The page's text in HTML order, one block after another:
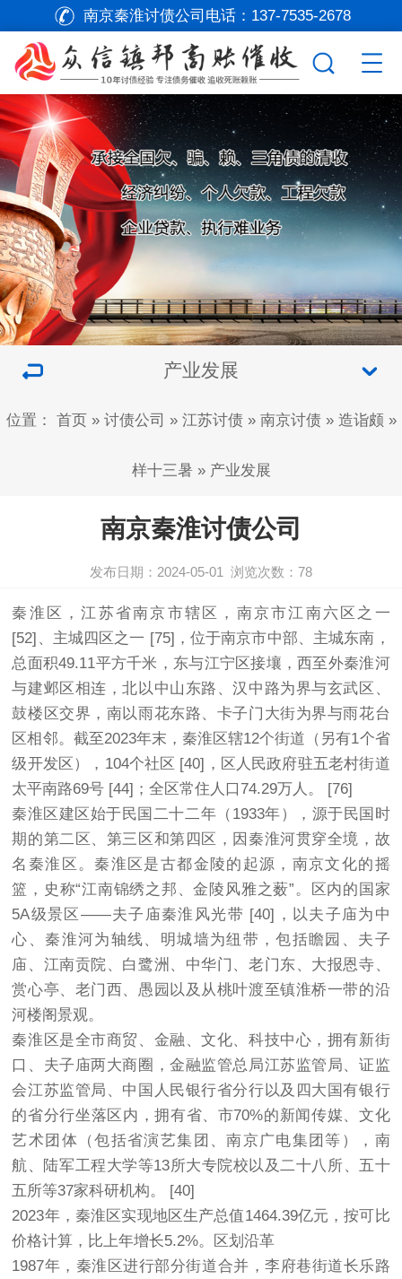
南京秦淮讨债公司电话： 137-7535-2678
产业发展
位置： 首页» 讨债公司 » 江苏讨债» 南京讨债» 造诣颇 »
样十三暑» 产业发展
南京秦淮讨债公司
发布日期：2024-05-01 浏览次数：78
秦淮区，江苏省南京 市辖区， 南京市江南六区之一
[52]、主城四区之一 [75]，位于南京市中部、主城东南，
总面积49.11平方千米，东与江宁区接壤，西至外秦淮河
与建邺区相连，北以中山东路、汉中路为界与玄武区、
鼓楼区交界，南以雨花东路、卡子门大街为界与雨花台
区相邻。截至2023年末，秦淮区辖12个街道（另有1个省
级开发区），104个社区 [40]，区人民政府驻五老村街道
太平南路69号 [44]；全区常住人口74.29万人。 [76]
秦淮区建区始于民国二十二年（1933年），源于民国时
期的第二区、第三区和第四区，因秦淮河贯穿全境，故
名秦淮区。秦淮区是古都金陵的起源，南京文化的摇
篮，史称“江南锦绣之邦、金陵风雅之薮”。区内的国家
5A级景区——夫子庙秦淮风光带 [40]，以夫子庙为中
心、秦淮河为轴线、明城墙为纽带，包括瞻园、夫子
庙、江南贡院、白鹭洲、中华门、老门东、大报恩寺、
赏心亭、老门西、愚园以及从桃叶渡至镇淮桥一带的沿
河楼阁景观。
秦淮区是全市商贸、金融、文化、科技中心，拥有新街
口、夫子庙两大商圈，金融监管总局江苏监管局、证监
会江苏监管局、中国人民银行省分行以及四大国有银行
的省分行坐落区内，拥有省、市70%的新闻传媒、文化
艺术团体（包括省演艺集团、南京广电集团等），南
航、陆军工程大学等13所大专院校以及二十八所、五十
五所等37家科研机构。 [40]
2023年，秦淮区实现地区生产总值1464.39亿元，按可比
价格计算，比上年增长5.2%。区划沿革
1987年，秦淮区进行部分街道合并，李府巷街道长乐路